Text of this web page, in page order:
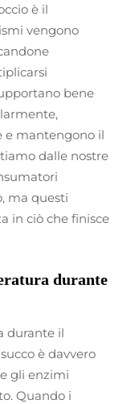
è il
vengono
bene
e mantengono il
dalle nostre
ma questi
in ciò che finisce
durante
durante il
è davvero
gli enzimi
Quando i